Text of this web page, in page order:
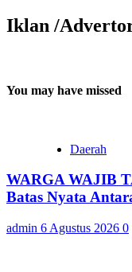
Iklan /
You may have missed
Daerah
WARGA WAJIB
Batas Nyata
admin 6 Agustus 2026 0